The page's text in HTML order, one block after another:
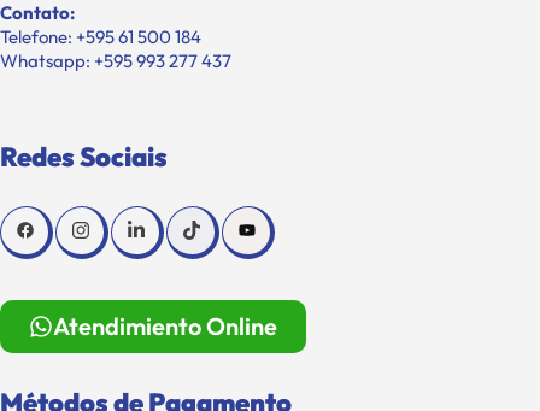
Contato:
Telefone: +595 61 500 184
Whatsapp: +595 993 277 437
Redes Sociais
Atendimiento Online
Métodos de Pagamento